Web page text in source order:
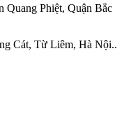
Phiệt, Quận Bắc
Cát, Từ Liêm, Hà Nội..